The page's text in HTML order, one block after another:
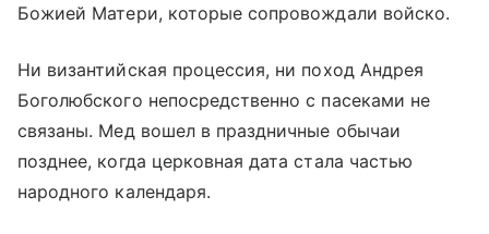
Божией Матери, которые сопровождали войско.
Ни византийская процессия, ни поход Андрея
Боголюбского непосредственно с пасеками не
связаны. Мед вошел в праздничные обычаи
позднее, когда церковная дата стала частью
народного календаря.